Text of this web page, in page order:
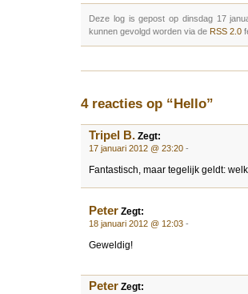
Deze log is gepost op dinsdag 17
kunnen gevolgd worden via de RSS 2.0
4 reacties op “Hello”
Tripel B. Zegt:
17 januari 2012 @ 23:20 -
Fantastisch, maar tegelijk geldt:
Peter Zegt:
18 januari 2012 @ 12:03 -
Geweldig!
Peter Zegt: